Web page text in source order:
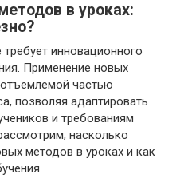
в уроках:
инновационного
Применение новых
частью
позволяя адаптировать
и требованиям
насколько
методов в уроках и как